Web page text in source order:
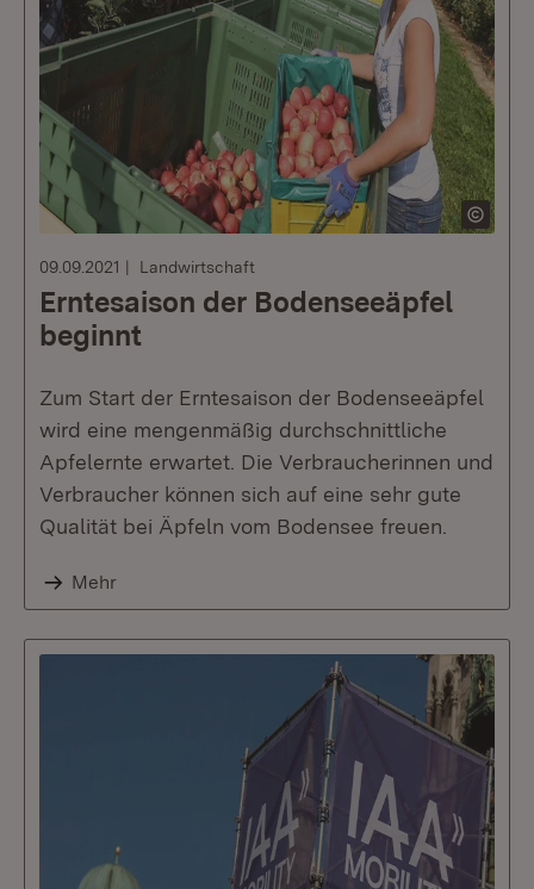
09.09.2021 Landwirtschaft
Erntesaison der Bodenseeäpfel
beginnt
Zum Start der Erntesaison der Bodenseeäpfel
wird eine mengenmäßig durchschnittliche
Apfelernte erwartet. Die Verbraucherinnen und
Verbraucher können sich auf eine sehr gute
Qualität bei Äpfeln vom Bodensee freuen.
Mehr